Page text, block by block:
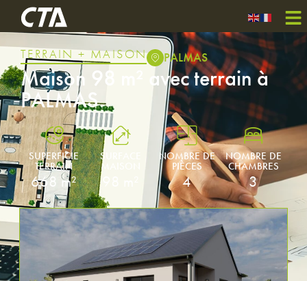
TERRAIN + MAISON PALMAS
Maison 98 m² avec terrain à
PALMAS
SUPERFICIE
TERRAIN
668 m²
SURFACE
MAISON
NOMBRE DE
PIÈCES
4
NOMBRE DE
CHAMBRES
3